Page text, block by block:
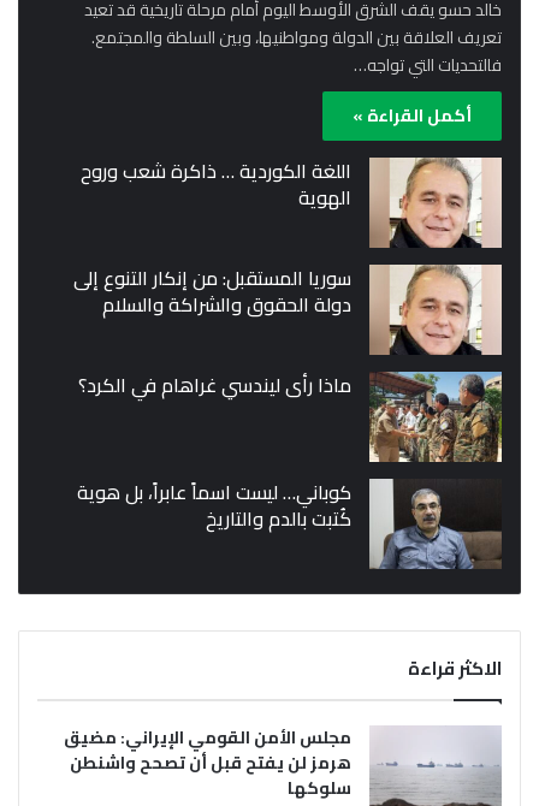
خالد حسو يقف الشرق الأوسط اليوم أمام مرحلة تاريخية قد تعيد
تعريف العلاقة بين الدولة ومواطنيها، وبين السلطة والمجتمع.
فالتحديات التي تواجه…
أكمل القراءة »
اللغة الكوردية … ذاكرة شعب وروح
الهوية
سوريا المستقبل: من إنكار التنوع إلى
دولة الحقوق والشراكة والسلام
ماذا رأى ليندسي غراهام في الكرد؟
كوباني… ليست اسماً عابراً، بل هوية
كُتبت بالدم والتاريخ
الاكثر قراءة
مجلس الأمن القومي الإيراني: مضيق
هرمز لن يفتح قبل أن تصحح واشنطن
سلوكها